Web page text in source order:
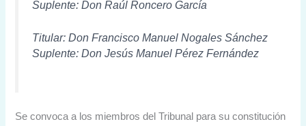
Suplente: Don Raúl Roncero García
Titular: Don Francisco Manuel Nogales Sánchez
Suplente: Don Jesús Manuel Pérez Fernández
Se convoca a los miembros del Tribunal para su constitución